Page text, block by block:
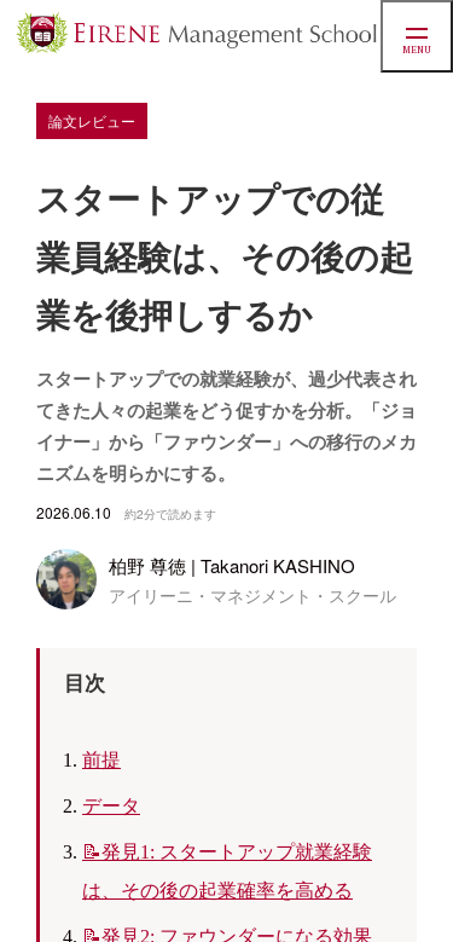
MENU
論文レビュー
スタートアップでの従
業員経験は、その後の起
業を後押しするか
スタートアップでの就業経験が、過少代表され
てきた人々の起業をどう促すかを分析。「ジョ
イナー」から「ファウンダー」への移行のメカ
ニズムを明らかにする。
2026.06.10 約2分で読めます
柏野 尊徳 | Takanori KASHINO
アイリーニ・マネジメント・スクール
目次
前提
データ
📝発見1: スタートアップ就業経験
は、その後の起業確率を高める
📝発見2: ファウンダーになる効果